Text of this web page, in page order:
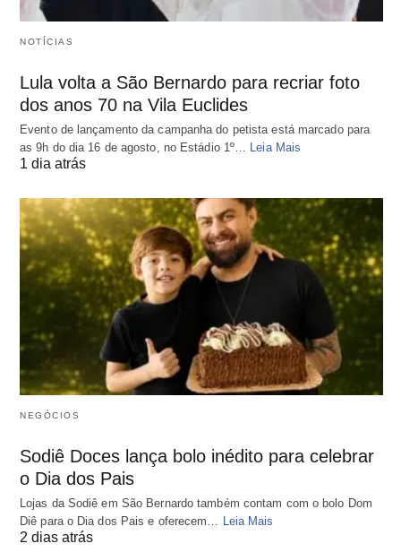
NOTÍCIAS
Lula volta a São Bernardo para recriar foto
dos anos 70 na Vila Euclides
Evento de lançamento da campanha do petista está marcado para
as 9h do dia 16 de agosto, no Estádio 1º…
Leia Mais
1 dia atrás
NEGÓCIOS
Sodiê Doces lança bolo inédito para celebrar
o Dia dos Pais
Lojas da Sodiê em São Bernardo também contam com o bolo Dom
Diê para o Dia dos Pais e oferecem… Leia Mais
2 dias atrás